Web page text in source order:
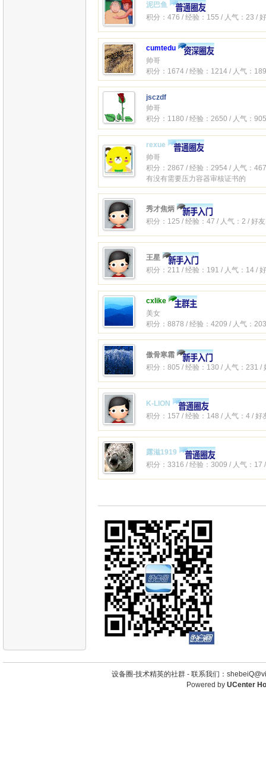
泥巴鱼
积分：476 / 经验：155 / 人气：23 /
cumtedu
帅哥
积分：1674 / 经验：1214 / 人气：
jsczdf
帅哥
积分：1180 / 经验：2650 / 人气：
rexue
帅哥
积分：2867 / 经验：2954 / 人气：
有没有需要压力容器审核证书的
秀才焦炳
积分：125 / 经验：47 / 人气：2 / 好
王星
积分：211 / 经验：191 / 人气：14 /
cxlike
美女
积分：8878 / 经验：4209 / 人气：
傲骨寒霜
积分：805 / 经验：130 / 人气：231 /
K-LION
积分：157 / 经验：148 / 人气：4 / 好
露滋1919
积分：3316 / 经验：3009 / 人气：17
设备圈-技术精英的社群 - 联系我们：
Powered by UCenter